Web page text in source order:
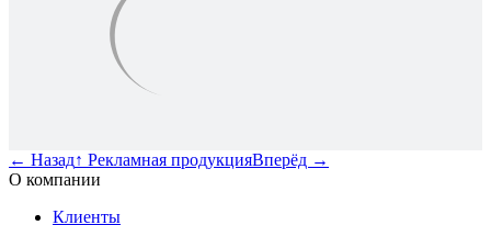
← Назад↑ Рекламная продукцияВперёд →
О компании
Клиенты